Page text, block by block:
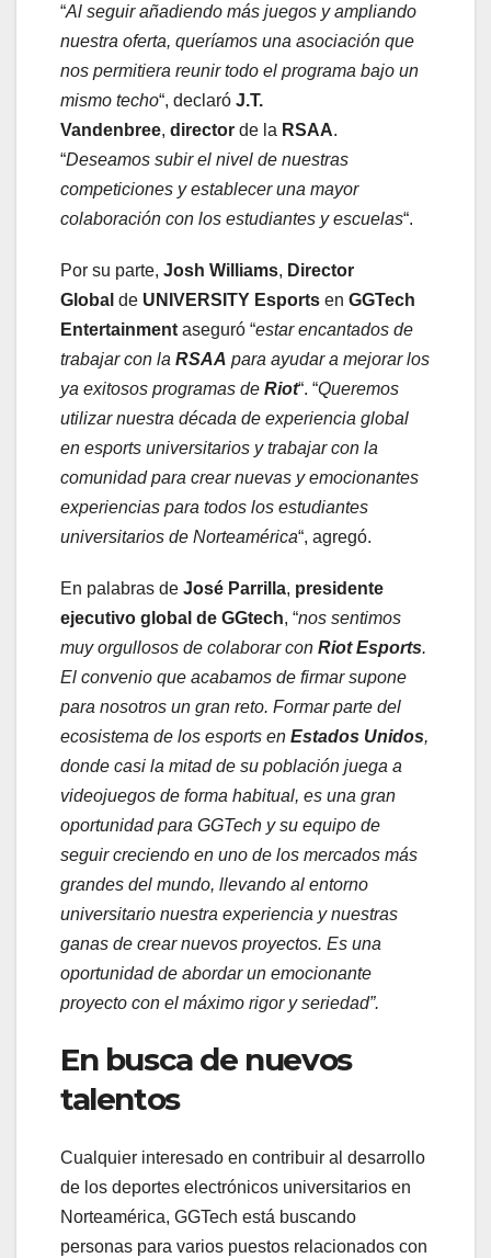
“Al seguir añadiendo más juegos y ampliando
nuestra oferta, queríamos una asociación que
nos permitiera reunir todo el programa bajo un
mismo techo“, declaró J.T.
Vandenbree, director de la RSAA.
“Deseamos subir el nivel de nuestras
competiciones y establecer una mayor
colaboración con los estudiantes y escuelas“.
Por su parte, Josh Williams, Director
Global de UNIVERSITY Esports en GGTech
Entertainment aseguró “estar encantados de
trabajar con la RSAA para ayudar a mejorar los
ya exitosos programas de Riot“. “Queremos
utilizar nuestra década de experiencia global
en esports universitarios y trabajar con la
comunidad para crear nuevas y emocionantes
experiencias para todos los estudiantes
universitarios de Norteamérica“, agregó.
En palabras de José Parrilla, presidente
ejecutivo global de GGtech, “nos sentimos
muy orgullosos de colaborar con Riot Esports.
El convenio que acabamos de firmar supone
para nosotros un gran reto. Formar parte del
ecosistema de los esports en Estados Unidos,
donde casi la mitad de su población juega a
videojuegos de forma habitual, es una gran
oportunidad para GGTech y su equipo de
seguir creciendo en uno de los mercados más
grandes del mundo, llevando al entorno
universitario nuestra experiencia y nuestras
ganas de crear nuevos proyectos. Es una
oportunidad de abordar un emocionante
proyecto con el máximo rigor y seriedad”.
En busca de nuevos
talentos
Cualquier interesado en contribuir al desarrollo
de los deportes electrónicos universitarios en
Norteamérica, GGTech está buscando
personas para varios puestos relacionados con